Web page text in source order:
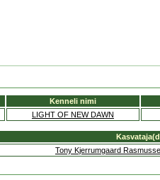
Kenneli nimi
LIGHT OF NEW DAWN
Tony Kjerrumgaard